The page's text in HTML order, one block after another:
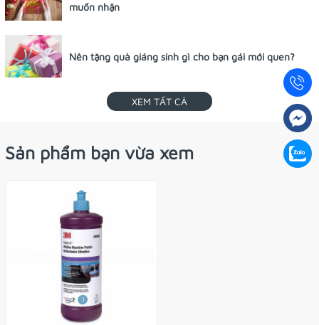
muốn nhận
Nên tặng quà giáng sinh gì cho bạn gái mới quen?
XEM TẤT CẢ
Sản phẩm bạn vừa xem